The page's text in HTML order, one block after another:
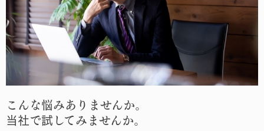
こんな悩みありませんか。
当社で試してみませんか。